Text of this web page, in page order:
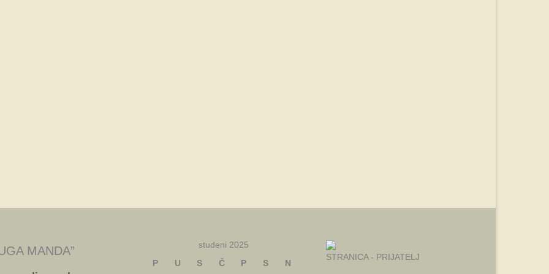
MANDA”
studeni 2025
P
U S Č P S N
STRANICA - PRIJATELJ